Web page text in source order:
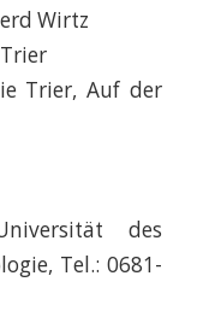
Wirtz
Trier, Auf der
des
Tel.: 0681-